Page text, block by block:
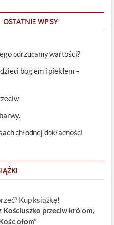
OSTATNIE WPISY
odrzucamy wartości?
bogiem i piekłem –
chłodnej dokładności
Kup książkę!
Kościuszko przeciw królom,